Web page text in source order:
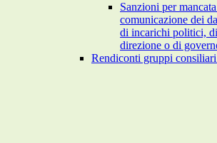
Sanzioni per
comunicazione dei
di incarichi politici,
direzione o di
Rendiconti gruppi